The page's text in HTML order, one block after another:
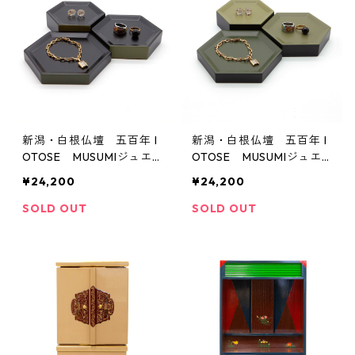
新潟・白根仏壇 五百年 I
OTOSE MUSUMIジュエ
ーキ）
¥24,200
SOLD OUT
新潟・白根仏壇 五百年 I
OTOSE MUSUMIジュエ
ーキ）
¥24,200
SOLD OUT